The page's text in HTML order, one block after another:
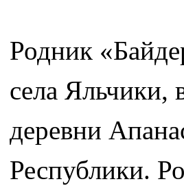
Родник
села Яльчики,
деревни
Республики.